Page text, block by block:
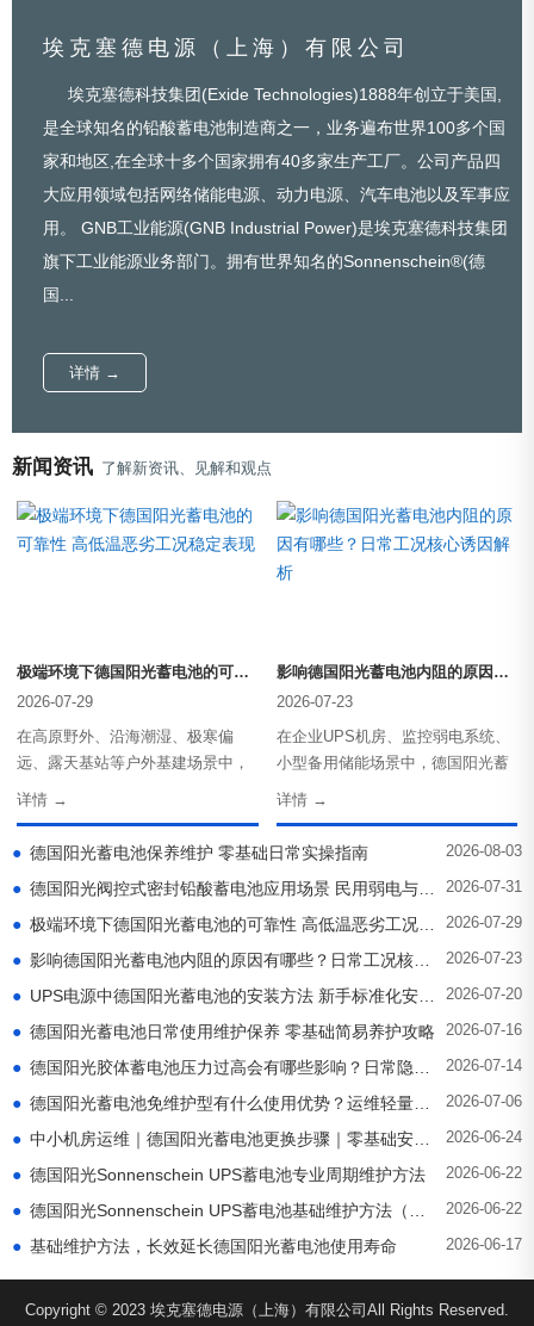
埃克塞德电源（上海）有限公司
埃克塞德科技集团(Exide Technologies)1888年创立于美国,
是全球知名的铅酸蓄电池制造商之一，业务遍布世界100多个国
家和地区,在全球十多个国家拥有40多家生产工厂。公司产品四
大应用领域包括网络储能电源、动力电源、汽车电池以及军事应
用。 GNB工业能源(GNB Industrial Power)是埃克塞德科技集团
旗下工业能源业务部门。拥有世界知名的Sonnenschein®(德
国...
详情 →
新闻资讯 了解新资讯、见解和观点
极端环境下德国阳光蓄电池的可靠性 高低温恶劣工况稳定表现
2026-07-29
在高原野外、沿海潮湿、极寒偏
远、露天基站等户外基建场景中，
普通蓄电池极易受温度骤···
详情 →
影响德国阳光蓄电池内阻的原因有哪些？日常工况核心诱因解析
2026-07-23
在企业UPS机房、监控弱电系统、
小型备用储能场景中，德国阳光蓄
电池凭借胶体免维护、稳···
详情 →
2026-08-03
● 德国阳光蓄电池保养维护 零基础日常实操指南
2026-07-31
● 德国阳光阀控式密封铅酸蓄电池应用场景 民用弱电与商用供电适配解析
2026-07-29
● 极端环境下德国阳光蓄电池的可靠性 高低温恶劣工况稳定表现
2026-07-23
● 影响德国阳光蓄电池内阻的原因有哪些？日常工况核心诱因解析
2026-07-20
● UPS电源中德国阳光蓄电池的安装方法 新手标准化安装步骤
2026-07-16
● 德国阳光蓄电池日常使用维护保养 零基础简易养护攻略
2026-07-14
● 德国阳光胶体蓄电池压力过高会有哪些影响？日常隐性危害解析
2026-07-06
● 德国阳光蓄电池免维护型有什么使用优势？运维轻量化优选
2026-06-24
● 中小机房运维｜德国阳光蓄电池更换步骤｜零基础安全实操流程
2026-06-22
● 德国阳光Sonnenschein UPS蓄电池专业周期维护方法
2026-06-22
● 德国阳光Sonnenschein UPS蓄电池基础维护方法（零基础实操）
2026-06-17
● 基础维护方法，长效延长德国阳光蓄电池使用寿命
Copyright © 2023 埃克塞德电源（上海）有限公司All Rights Reserved.